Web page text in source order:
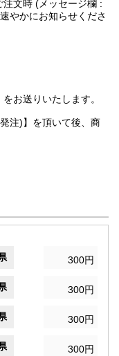
文時 (メッセージ欄 :
やかにお知らせくださ
お送りいたします。
注)】を頂いて後、商
300円
300円
300円
300円